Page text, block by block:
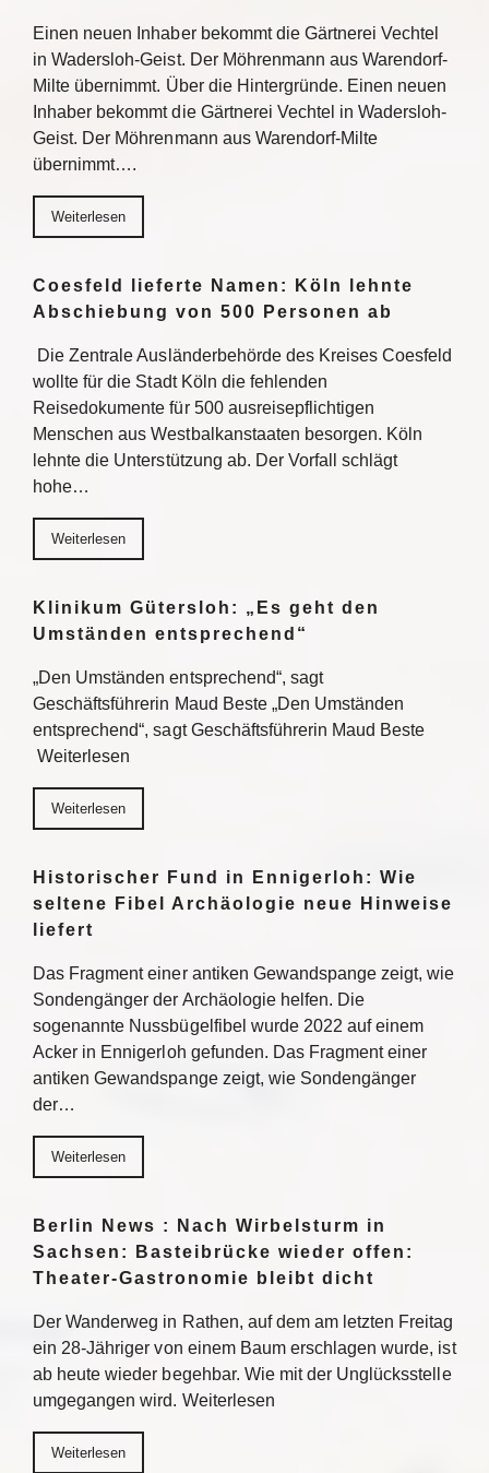
Einen neuen Inhaber bekommt die Gärtnerei Vechtel
in Wadersloh-Geist. Der Möhrenmann aus Warendorf-
Milte übernimmt. Über die Hintergründe. Einen neuen
Inhaber bekommt die Gärtnerei Vechtel in Wadersloh-
Geist. Der Möhrenmann aus Warendorf-Milte
übernimmt….
Weiterlesen
Coesfeld lieferte Namen: Köln lehnte
Abschiebung von 500 Personen ab
Die Zentrale Ausländerbehörde des Kreises Coesfeld
wollte für die Stadt Köln die fehlenden
Reisedokumente für 500 ausreisepflichtigen
Menschen aus Westbalkanstaaten besorgen. Köln
lehnte die Unterstützung ab. Der Vorfall schlägt
hohe…
Weiterlesen
Klinikum Gütersloh: „Es geht den
Umständen entsprechend“
„Den Umständen entsprechend“, sagt
Geschäftsführerin Maud Beste „Den Umständen
entsprechend“, sagt Geschäftsführerin Maud Beste
Weiterlesen
Weiterlesen
Historischer Fund in Ennigerloh: Wie
seltene Fibel Archäologie neue Hinweise
liefert
Das Fragment einer antiken Gewandspange zeigt, wie
Sondengänger der Archäologie helfen. Die
sogenannte Nussbügelfibel wurde 2022 auf einem
Acker in Ennigerloh gefunden. Das Fragment einer
antiken Gewandspange zeigt, wie Sondengänger
der…
Weiterlesen
Berlin News : Nach Wirbelsturm in
Sachsen: Basteibrücke wieder offen:
Theater-Gastronomie bleibt dicht
Der Wanderweg in Rathen, auf dem am letzten Freitag
ein 28-Jähriger von einem Baum erschlagen wurde, ist
ab heute wieder begehbar. Wie mit der Unglücksstelle
umgegangen wird. Weiterlesen
Weiterlesen